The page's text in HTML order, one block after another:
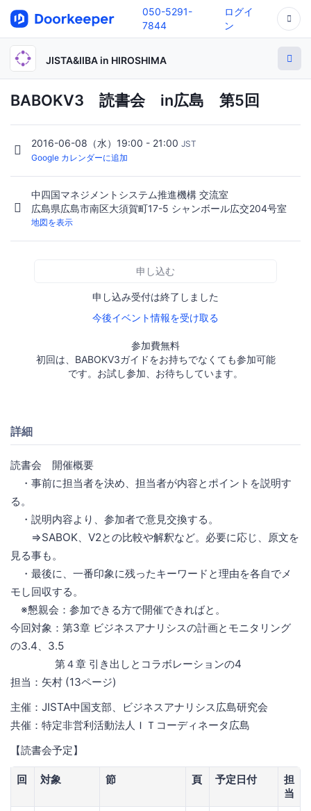
050-5291-
7844
ログイ
ン
JISTA&IIBA in HIROSHIMA
BABOKV3 読書会 in広島 第5回
2016-06-08（水）19:00 - 21:00 JST
Google カレンダーに追加
中四国マネジメントシステム推進機構 交流室
広島県広島市南区大須賀町17-5 シャンボール広交204号室
地図を表示
申し込む
申し込み受付は終了しました
今後イベント情報を受け取る
参加費無料
初回は、BABOKV3ガイドをお持ちでなくても参加可能
です。お試し参加、お待ちしています。
詳細
読書会 開催概要
・事前に担当者を決め、担当者が内容とポイントを説明す
る。
・説明内容より、参加者で意見交換する。
⇒SABOK、V2との比較や解釈など。必要に応じ、原文を
見る事も。
・最後に、一番印象に残ったキーワードと理由を各自でメ
モし回収する。
※懇親会：参加できる方で開催できればと。
今回対象：第3章 ビジネスアナリシスの計画とモニタリング
の3.4、3.5
第４章 引き出しとコラボレーションの4
担当：矢村 (13ページ)
主催：JISTA中国支部、ビジネスアナリシス広島研究会
共催：特定非営利活動法人ＩＴコーディネータ広島
【読書会予定】
回 対象 節 頁 予定日付
担
当